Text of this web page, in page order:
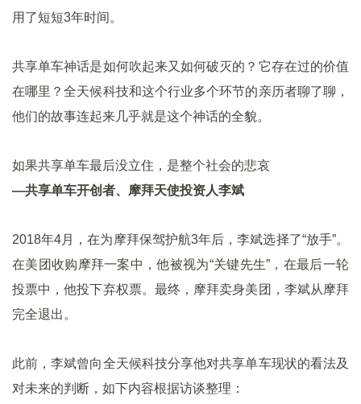
用了短短3年时间。
共享单车神话是如何吹起来又如何破灭的？它存在过的价值
在哪里？全天候科技和这个行业多个环节的亲历者聊了聊，
他们的故事连起来几乎就是这个神话的全貌。
如果共享单车最后没立住，是整个社会的悲哀
—共享单车开创者、摩拜天使投资人李斌
2018年4月，在为摩拜保驾护航3年后，李斌选择了“放手”。
在美团收购摩拜一案中，他被视为“关键先生”，在最后一轮
投票中，他投下弃权票。最终，摩拜卖身美团，李斌从摩拜
完全退出。
此前，李斌曾向全天候科技分享他对共享单车现状的看法及
对未来的判断，如下内容根据访谈整理：